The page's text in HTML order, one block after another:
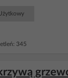
345